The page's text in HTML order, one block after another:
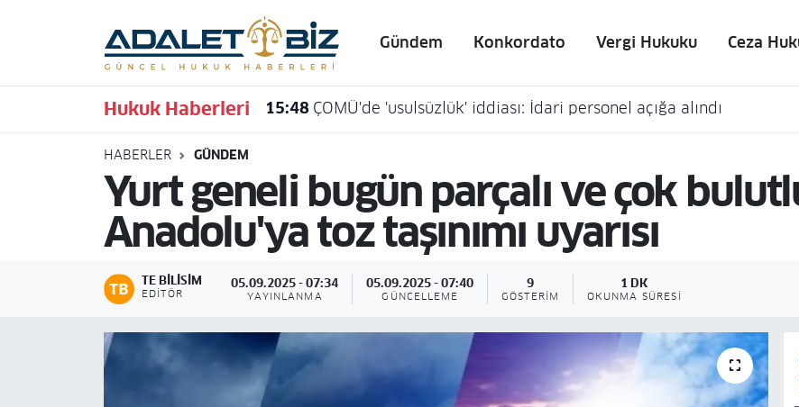
Gündem Konkordato Vergi Hukuku Ceza
Hukuk Haberleri 15:48 ÇOMÜ'de 'usulsüzlük' iddiası: İdari personel açığa alındı
HABERLER GÜNDEM
Yurt geneli bugün parçalı ve çok
Anadolu'ya toz taşınımı uyarısı
TE BILISIM
EDITÖR
05.09.2025 - 07:34
YAYINLANMA
05.09.2025 - 07:40
GÜNCELLEME
9
GÖSTERIM
1 DK
OKUNMA SÜRESI
Hava Durumu
Trafik Durumu
Süper Lig Puan Durumu ve Fikstür
Tüm Manşetler
Son Dakika Haberleri
Haber Arşivi